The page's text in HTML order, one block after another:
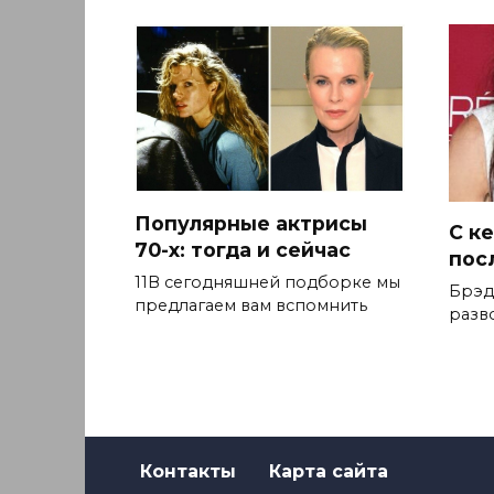
Популярные актрисы
70-х: тогда и сейчас
11В сегодняшней подборке мы
предлагаем вам вспомнить
С
Контакты Карта сайта